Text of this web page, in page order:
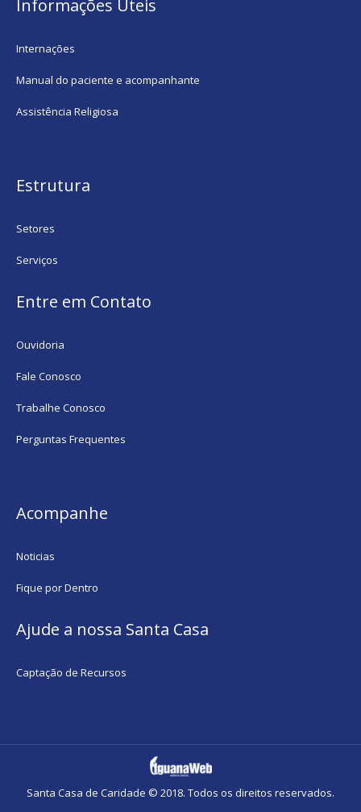
Informações Úteis
Internações
Manual do paciente e acompanhante
Assistência Religiosa
Estrutura
Setores
Serviços
Entre em Contato
Ouvidoria
Fale Conosco
Trabalhe Conosco
Perguntas Frequentes
Acompanhe
Noticias
Fique por Dentro
Ajude a nossa Santa Casa
Captação de Recursos
Santa Casa de Caridade © 2018. Todos os direitos reservados.